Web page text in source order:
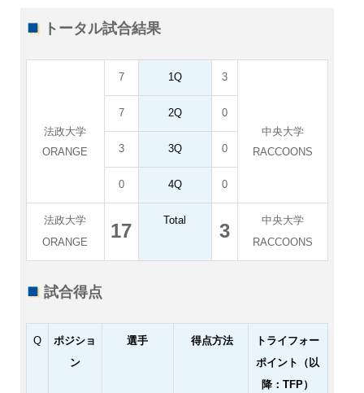
トータル試合結果
法政大学
ORANGE
7 1Q 3
中央大学
RACCOONS
7 2Q 0
3 3Q 0
0 4Q 0
法政大学
ORANGE
17 Total 3
中央大学
RACCOONS
試合得点
Q
ポジショ
ン
選手 得点方法
トライフォー
ポイント（以
降：TFP）